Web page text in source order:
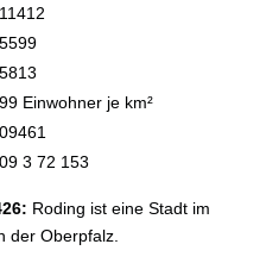
11412
5599
5813
99 Einwohner je km²
09461
09 3 72 153
Roding ist eine Stadt im
der Oberpfalz.